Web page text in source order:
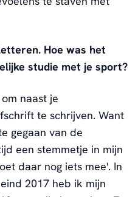
Hoe was het
studie met je sport?
naast je
te schrijven. Want
gegaan van de
een stemmetje in mijn
daar nog iets mee'. In
2017 heb ik mijn